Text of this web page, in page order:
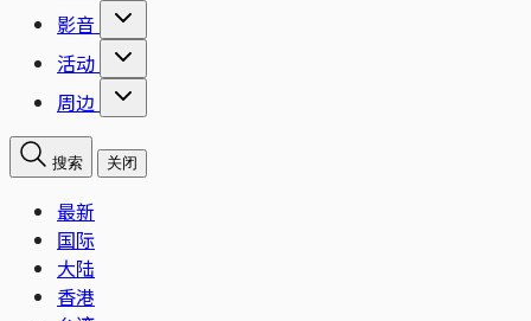
影音
活动
周边
搜索 关闭
最新
国际
大陆
香港